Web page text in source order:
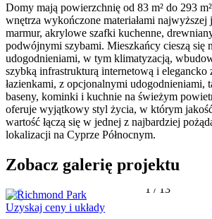
Domy mają powierzchnię od 83 m² do 293
wnętrza wykończone materiałami
marmur, akrylowe szafki kuchenne,
podwójnymi szybami. Mieszkańcy cieszą się
udogodnieniami, w tym klimatyzacją,
szybką infrastrukturą internetową i elegancko
łazienkami, z opcjonalnymi udogodnieniami,
baseny, kominki i kuchnie na świeżym
oferuje wyjątkowy styl życia, w którym
wartość łączą się w jednej z najbardziej
lokalizacji na Cyprze Północnym.
Zobacz galerię projektu
1 / 13
Uzyskaj ceny i układy